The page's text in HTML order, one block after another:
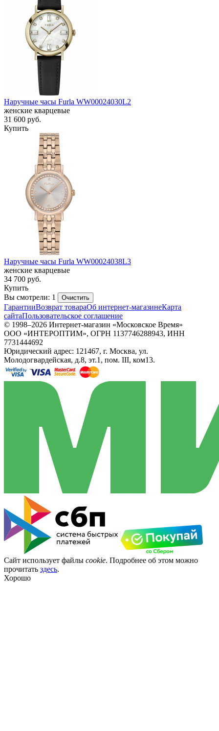
Наручные часы Furla WW00024030L2
женские кварцевые
31 600 руб.
Купить
Наручные часы Furla WW00024038L3
женские кварцевые
34 700 руб.
Купить
Вы смотрели: 1
Очистить
ГарантииВозврат товараОб интернет-магазинеКарта
сайтаПользовательское соглашение
© 1998–2026 Интернет-магазин «Московское Время»
ООО «ИНТЕРОПТИМ», ОГРН 1137746288943, ИНН
7731444692
Юридический адрес: 121467, г. Москва, ул.
Молодогвардейская, д.8, эт.1, пом. III, ком13.
Сайт использует файлы cookie. Подробнее об этом можно
прочитать здесь.
Хорошо